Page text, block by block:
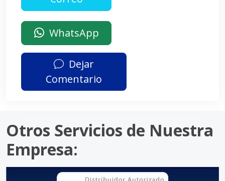
WhatsApp
Dejar
Comentario
Otros Servicios de Nuestra
Empresa: